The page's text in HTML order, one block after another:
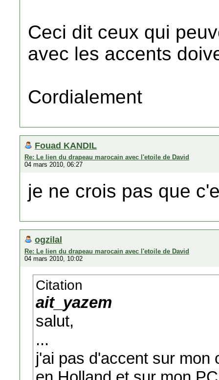
Ceci dit ceux qui
avec les accents
Cordialement
Fouad KANDIL
Re: Le lien du drapeau marocain avec l'etoile de David
04 mars 2010, 06:27
je ne crois pas que
ogzilal
Re: Le lien du drapeau marocain avec l'etoile de David
04 mars 2010, 10:02
Citation
ait_yazem
salut,
...
j'ai pas d'accent sur mon